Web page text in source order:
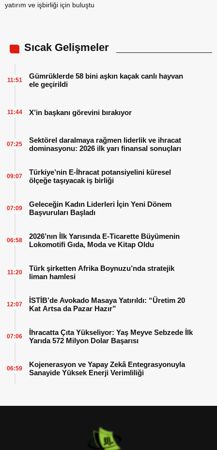
yatırım ve işbirliği için buluştu
Sıcak Gelişmeler
Gümrüklerde 58 bini aşkın kaçak canlı hayvan
ele geçirildi
11:51
X’in başkanı görevini bırakıyor
11:44
Sektörel daralmaya rağmen liderlik ve ihracat
dominasyonu: 2026 ilk yarı finansal sonuçları
07:25
Türkiye’nin E-İhracat potansiyelini küresel
ölçeğe taşıyacak iş birliği
09:07
Geleceğin Kadın Liderleri İçin Yeni Dönem
Başvuruları Başladı
07:09
2026’nın İlk Yarısında E-Ticarette Büyümenin
Lokomotifi Gıda, Moda ve Kitap Oldu
06:58
Türk şirketten Afrika Boynuzu’nda stratejik
liman hamlesi
11:20
İSTİB’de Avokado Masaya Yatırıldı: “Üretim 20
Kat Artsa da Pazar Hazır”
12:07
İhracatta Çıta Yükseliyor: Yaş Meyve Sebzede İlk
Yarıda 572 Milyon Dolar Başarısı
07:06
Kojenerasyon ve Yapay Zekâ Entegrasyonuyla
Sanayide Yüksek Enerji Verimliliği
06:59